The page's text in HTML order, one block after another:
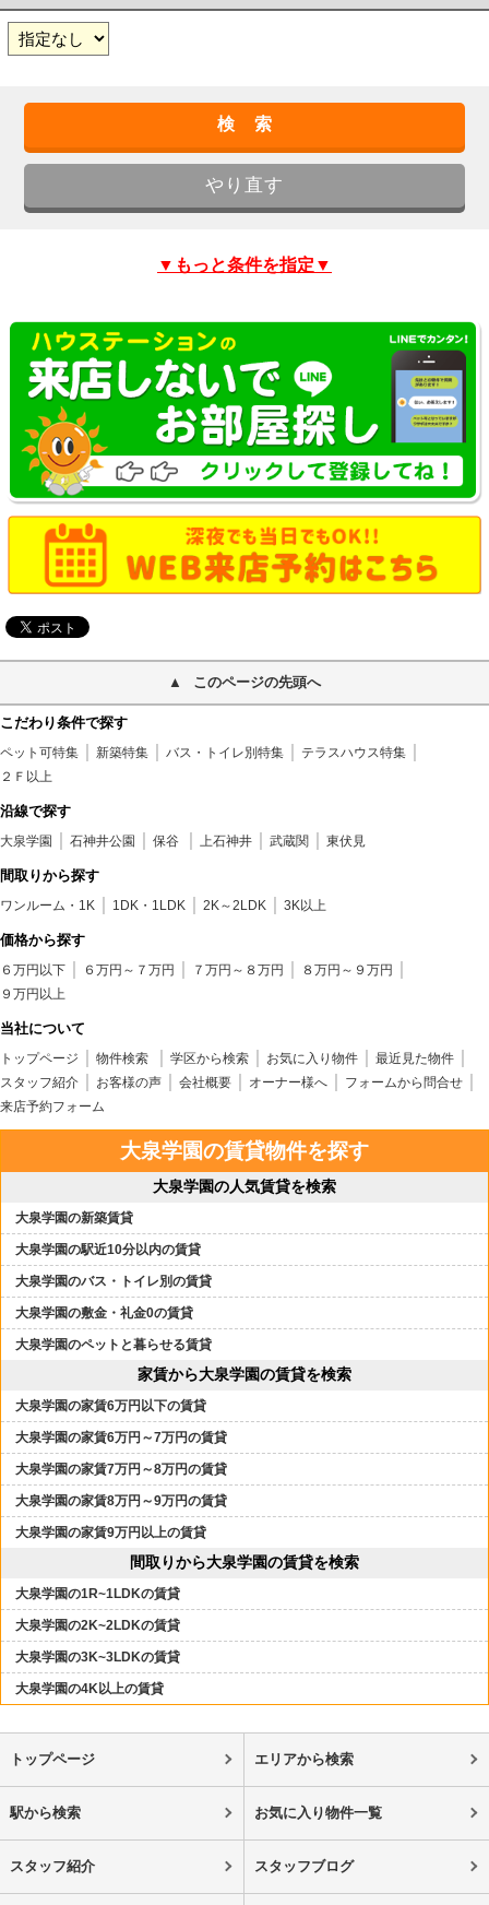
▼もっと条件を指定▼
このページの先頭へ
こだわり条件で探す
ペット可特集 新築特集 バス・トイレ別特集
テラスハウス特集
２Ｆ以上
沿線で探す
大泉学園 石神井公園 保谷 上石神井 武蔵関 東伏見
間取りから探す
ワンルーム・1K 1DK・1LDK 2K～2LDK 3K以上
価格から探す
６万円以下 ６万円～７万円 ７万円～８万円
８万円～９万円
９万円以上
当社について
トップページ 物件検索 学区から検索 お気に入り物件
最近見た物件
スタッフ紹介
お客様の声 会社概要 オーナー様へ
フォームから問合せ
来店予約フォーム
大泉学園の賃貸物件を探す
大泉学園の人気賃貸を検索
大泉学園の新築賃貸
大泉学園の駅近10分以内の賃貸
大泉学園のバス・トイレ別の賃貸
大泉学園の敷金・礼金0の賃貸
大泉学園のペットと暮らせる賃貸
家賃から大泉学園の賃貸を検索
大泉学園の家賃6万円以下の賃貸
大泉学園の家賃6万円～7万円の賃貸
大泉学園の家賃7万円～8万円の賃貸
大泉学園の家賃8万円～9万円の賃貸
大泉学園の家賃9万円以上の賃貸
間取りから大泉学園の賃貸を検索
大泉学園の1R~1LDKの賃貸
大泉学園の2K~2LDKの賃貸
大泉学園の3K~3LDKの賃貸
大泉学園の4K以上の賃貸
トップページ エリアから検索
駅から検索 お気に入り物件一覧
スタッフ紹介 スタッフブログ